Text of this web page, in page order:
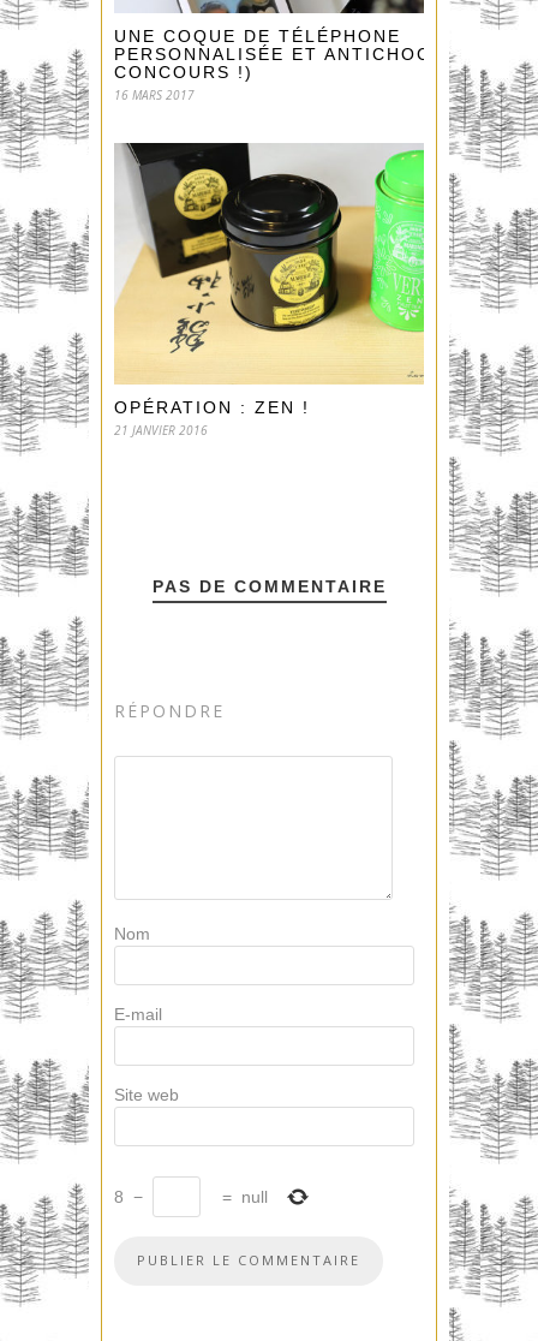
UNE COQUE DE TÉLÉPHONE
PERSONNALISÉE ET ANTICHOC ! (+
CONCOURS !)
16 MARS 2017
OPÉRATION : ZEN !
21 JANVIER 2016
PAS DE COMMENTAIRE
RÉPONDRE
Nom
E-mail
Site web
8 − = null